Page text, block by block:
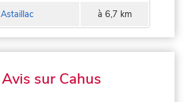
Astaillac à 6,7 km
Avis sur Cahus